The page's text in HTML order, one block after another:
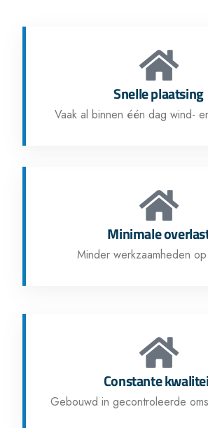
Snelle plaatsing
Vaak al binnen één dag wind-
Minimale
Minder werkzaamheden
Constante
Gebouwd in gecontroleerde